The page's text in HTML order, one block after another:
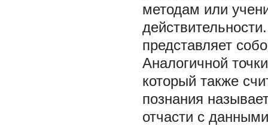
методам или
представляет
Аналогичной
который также
познания
отчасти с